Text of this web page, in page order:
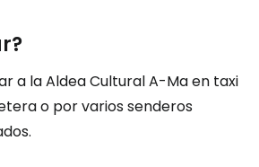
a la Aldea Cultural A-Ma en taxi
o por varios senderos